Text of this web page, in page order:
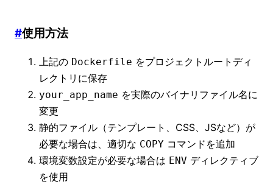
#使用方法
上記の Dockerfile をプロジェクトルートディ
レクトリに保存
your_app_name を実際のバイナリファイル名に
変更
静的ファイル（テンプレート、CSS、JSなど）が
必要な場合は、適切な COPY コマンドを追加
環境変数設定が必要な場合は ENV ディレクティブ
を使用